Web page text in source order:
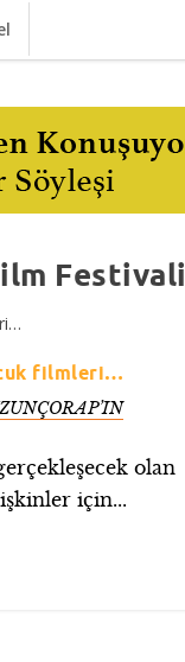
Festivali
filmleri…
olan
için...